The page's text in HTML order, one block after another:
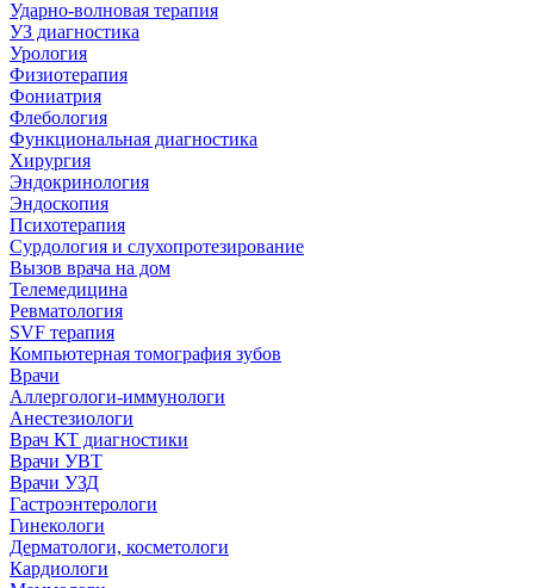
Ударно-волновая терапия
УЗ диагностика
Урология
Физиотерапия
Фониатрия
Флебология
Функциональная диагностика
Хирургия
Эндокринология
Эндоскопия
Психотерапия
Сурдология и слухопротезирование
Вызов врача на дом
Телемедицина
Ревматология
SVF терапия
Компьютерная томография зубов
Врачи
Аллергологи-иммунологи
Анестезиологи
Врач КТ диагностики
Врачи УВТ
Врачи УЗД
Гастроэнтерологи
Гинекологи
Дерматологи, косметологи
Кардиологи